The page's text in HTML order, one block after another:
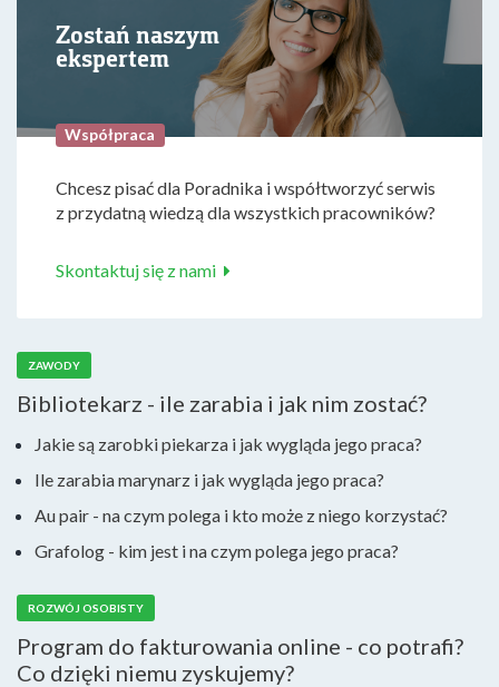
Zostań naszym
ekspertem
Współpraca
Chcesz pisać dla Poradnika i współtworzyć serwis
z przydatną wiedzą dla wszystkich pracowników?
Skontaktuj się z nami
ZAWODY
Bibliotekarz - ile zarabia i jak nim zostać?
Jakie są zarobki piekarza i jak wygląda jego praca?
Ile zarabia marynarz i jak wygląda jego praca?
Au pair - na czym polega i kto może z niego korzystać?
Grafolog - kim jest i na czym polega jego praca?
ROZWÓJ OSOBISTY
Program do fakturowania online - co potrafi?
Co dzięki niemu zyskujemy?